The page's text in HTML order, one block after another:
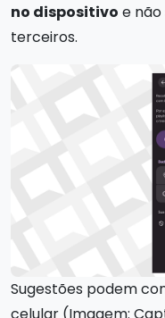
no dispositivo e
terceiros.
Sugestões podem